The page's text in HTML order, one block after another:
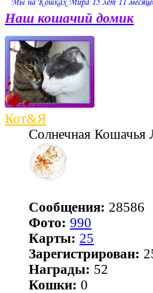
Наш кошачий домик
Кот&Я
Солнечная Кошачья
Сообщения: 28586
Фото: 990
Карты: 25
Зарегистрирован:
Награды: 52
Кошки: 0